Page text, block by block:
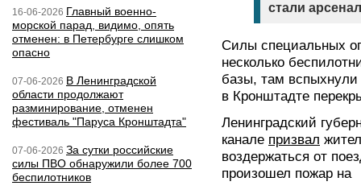
16-06-2026 Главный военно-
морской парад, видимо, опять
отменен: в Петербурге слишком
опасно
07-06-2026 В Ленинградской
области продолжают
разминирование, отменен
фестиваль "Паруса Кронштадта"
07-06-2026 За сутки российские
силы ПВО обнаружили более 700
беспилотников
стали
Силы специальных
несколько
базы, там
в Кронштадте
Ленинградский
канале призвал
воздержаться от
произошел пожар на